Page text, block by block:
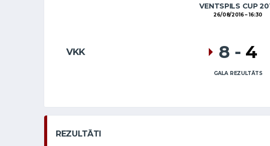
VENTSPILS CUP
26/08/2016 16:30
VKK 8 - 4
GALA REZULTĀTS
REZULTĀTI